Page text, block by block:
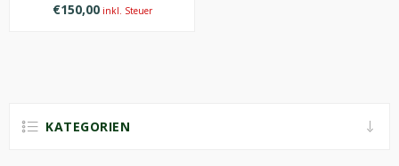
€150,00inkl. Steuer
KATEGORIEN